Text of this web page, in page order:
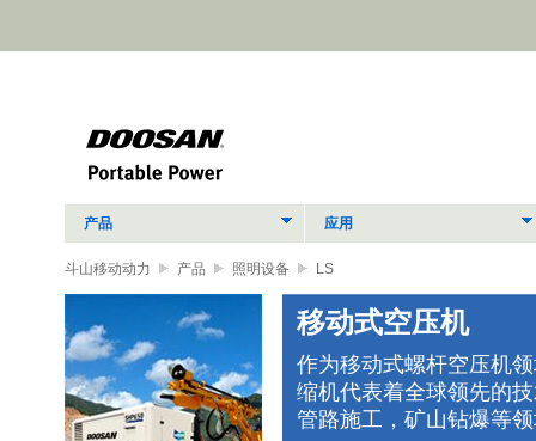
产品 应用
斗山移动动力 产品 照明设备 LS
移动式空压机
作为移动式螺杆空压机
缩机代表着全球领先的
管路施工，矿山钻爆等